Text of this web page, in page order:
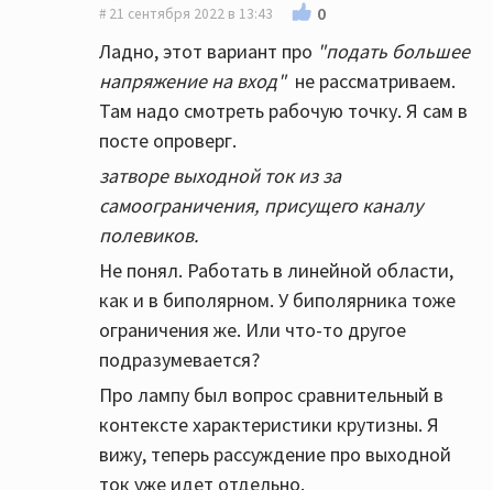
21 сентября 2022 в 13:43
0
Ладно, этот вариант про "подать большее
напряжение на вход"не рассматриваем.
Там надо смотреть рабочую точку. Я сам в
посте опроверг.
затворе выходной ток из за
самоограничения, присущего каналу
полевиков.
Не понял. Работать в линейной области,
как и в биполярном. У биполярника тоже
ограничения же. Или что-то другое
подразумевается?
Про лампу был вопрос сравнительный в
контексте характеристики крутизны. Я
вижу, теперь рассуждение про выходной
ток уже идет отдельно.